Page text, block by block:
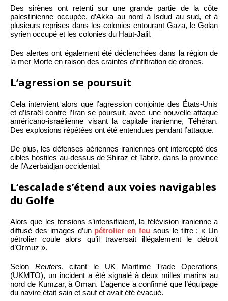
Des sirènes ont retenti sur une grande partie de la côte
palestinienne occupée, d’Akka au nord à Isdud au sud, et à
plusieurs reprises dans les colonies entourant Gaza, le Golan
syrien occupé et les colonies du Haut-Jalil.
Des alertes ont également été déclenchées dans la région de
la mer Morte en raison des craintes d’infiltration de drones.
L’agression se poursuit
Cela intervient alors que l’agression conjointe des États-Unis
et d’Israël contre l’Iran se poursuit, avec une nouvelle attaque
américano-israélienne visant la capitale iranienne, Téhéran.
Des explosions répétées ont été entendues pendant l’attaque.
De plus, les défenses aériennes iraniennes ont intercepté des
cibles hostiles au-dessus de Shiraz et Tabriz, dans la province
de l’Azerbaïdjan occidental.
L’escalade s’étend aux voies navigables
du Golfe
Alors que les tensions s’intensifiaient, la télévision iranienne a
diffusé des images d’un pétrolier en feu sous le titre : « Un
pétrolier coule alors qu’il traversait illégalement le détroit
d’Ormuz ».
Selon Reuters, citant le UK Maritime Trade Operations
(UKMTO), un incident a été signalé à deux milles marins au
nord de Kumzar, à Oman. L’agence a confirmé que l’équipage
du navire était sain et sauf et avait été évacué.